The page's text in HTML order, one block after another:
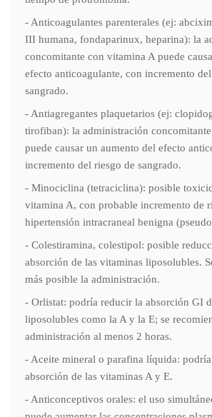
- Anticoagulantes parenterales (ej:
III humana, fondaparinux, heparina): la
concomitante con vitamina A puede
efecto anticoagulante, con incremento
sangrado.
- Antiagregantes plaquetarios (ej:
tirofiban): la administración
puede causar un aumento del efecto
incremento del riesgo de sangrado.
- Minociclina (tetraciclina): posible
vitamina A, con probable incremento de
hipertensión intracraneal benigna
- Colestiramina, colestipol: posible
absorción de las vitaminas liposolubles.
más posible la administración.
- Orlistat: podría reducir la absorción GI
liposolubles como la A y la E; se
administración al menos 2 horas.
- Aceite mineral o parafina líquida:
absorción de las vitaminas A y E.
- Anticonceptivos orales: el uso